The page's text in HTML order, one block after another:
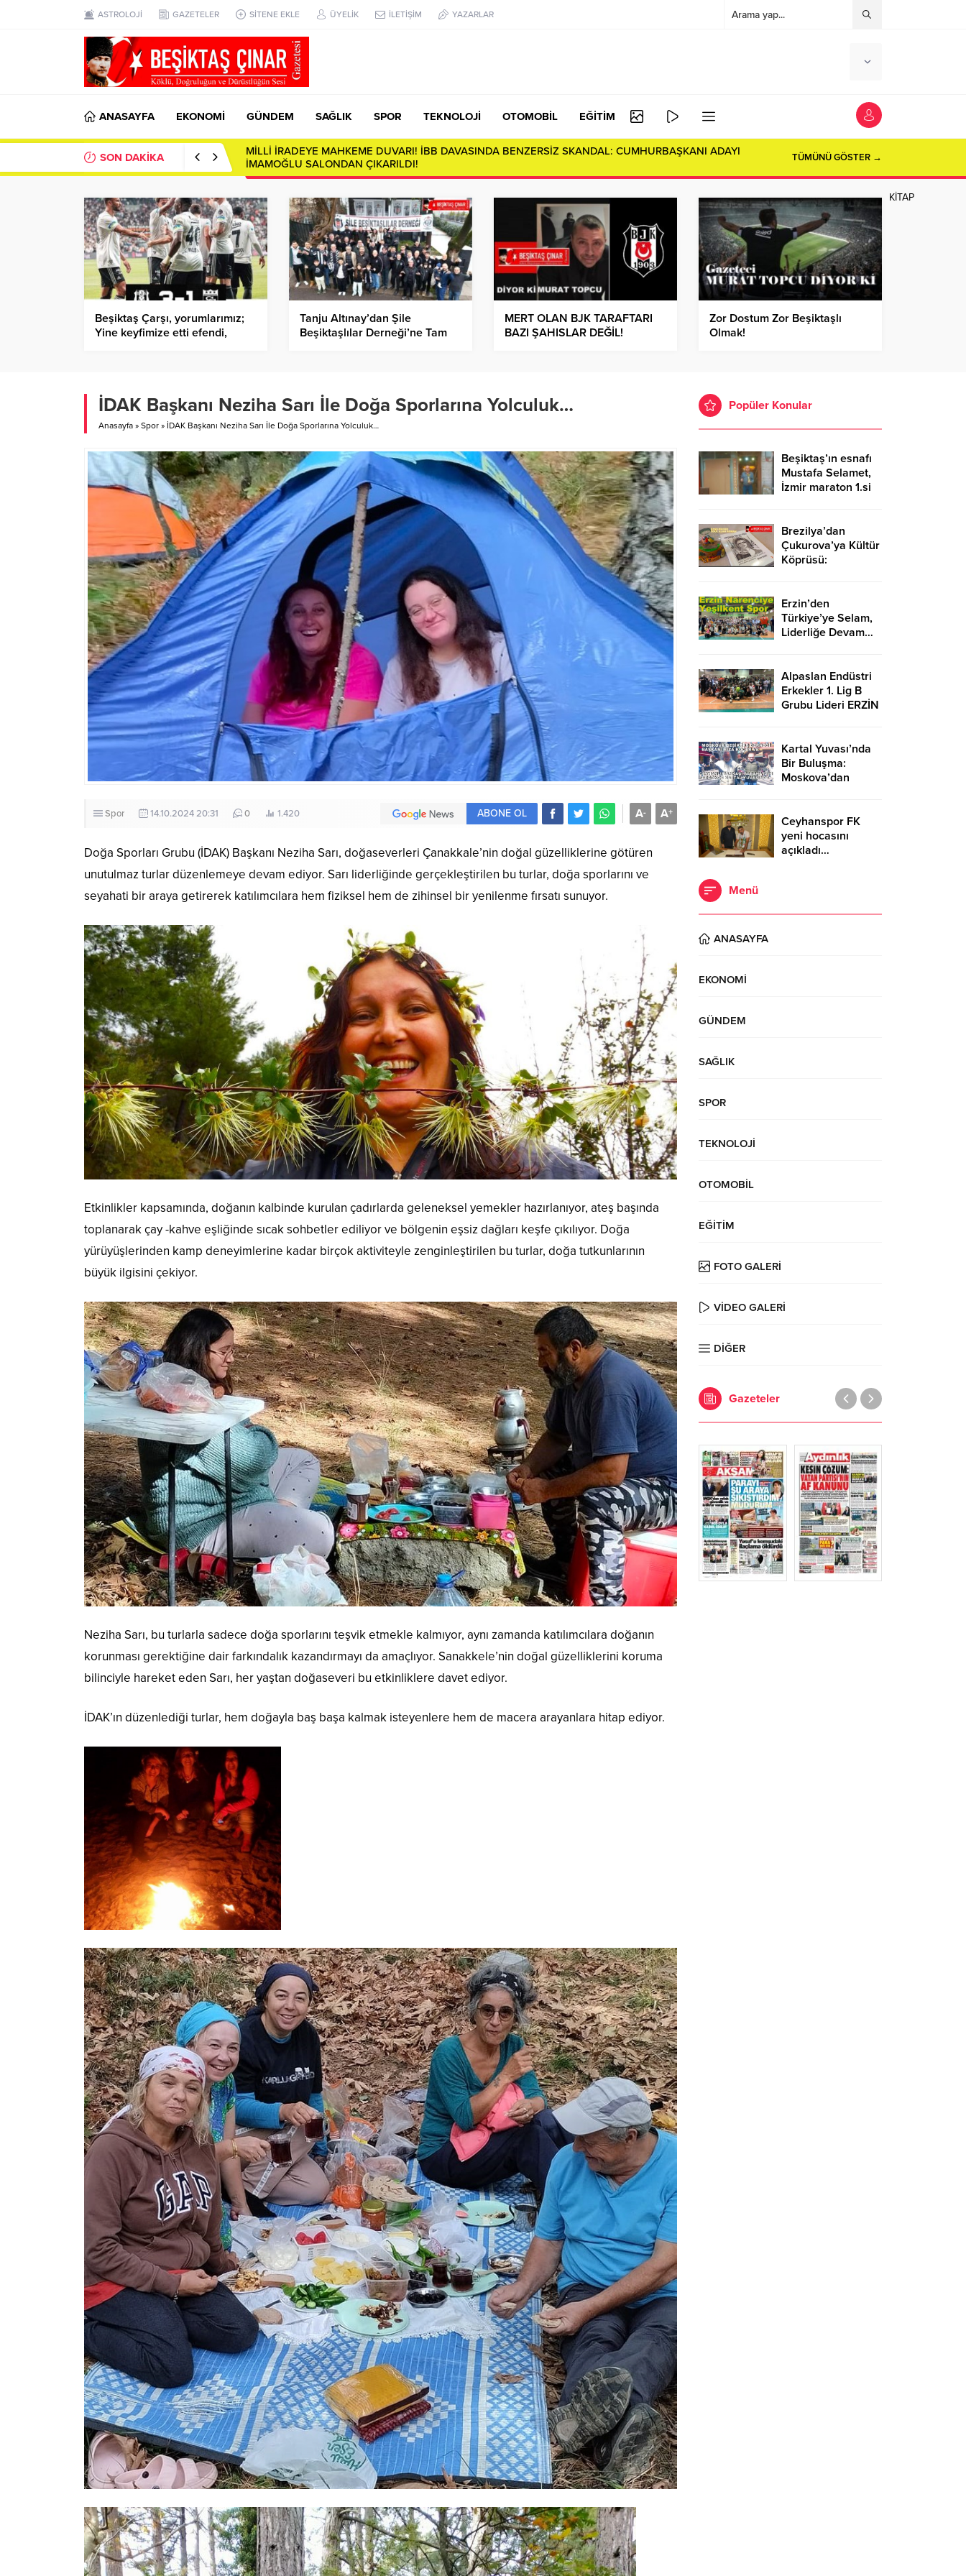
ASTROLOJİ GAZETELER SİTENE EKLE ÜYELİK İLETİŞİM YAZARLAR
ANASAYFA EKONOMİ GÜNDEM SAĞLIK SPOR TEKNOLOJİ OTOMOBİL EĞİTİM
SON DAKİKA Toplumsal Aynada Derin Çatlaklar: Sosyal Çürümenin Anatomisi… TÜMÜNÜ GÖSTER →
KİTAP
Beşiktaş Çarşı, yorumlarımız;
Yine keyfimize etti efendi,
Tanju Altınay’dan Şile
Beşiktaşlılar Derneği’ne Tam
MERT OLAN BJK TARAFTARI
BAZI ŞAHISLAR DEĞİL!
Zor Dostum Zor Beşiktaşlı
Olmak!
İDAK Başkanı Neziha Sarı İle Doğa Sporlarına Yolculuk…
Anasayfa » Spor » İDAK Başkanı Neziha Sarı İle Doğa Sporlarına Yolculuk…
Spor 14.10.2024 20:31 0 1.420 A+
A-
ABONE OL
Doğa Sporları Grubu (İDAK) Başkanı Neziha Sarı, doğaseverleri Çanakkale’nin doğal güzelliklerine götüren
unutulmaz turlar düzenlemeye devam ediyor. Sarı liderliğinde gerçekleştirilen bu turlar, doğa sporlarını ve
seyahati bir araya getirerek katılımcılara hem fiziksel hem de zihinsel bir yenilenme fırsatı sunuyor.
Etkinlikler kapsamında, doğanın kalbinde kurulan çadırlarda geleneksel yemekler hazırlanıyor, ateş başında
toplanarak çay -kahve eşliğinde sıcak sohbetler ediliyor ve bölgenin eşsiz dağları keşfe çıkılıyor. Doğa
yürüyüşlerinden kamp deneyimlerine kadar birçok aktiviteyle zenginleştirilen bu turlar, doğa tutkunlarının
büyük ilgisini çekiyor.
Neziha Sarı, bu turlarla sadece doğa sporlarını teşvik etmekle kalmıyor, aynı zamanda katılımcılara doğanın
korunması gerektiğine dair farkındalık kazandırmayı da amaçlıyor. Sanakkele’nin doğal güzelliklerini koruma
bilinciyle hareket eden Sarı, her yaştan doğaseveri bu etkinliklere davet ediyor.
İDAK’ın düzenlediği turlar, hem doğayla baş başa kalmak isteyenlere hem de macera arayanlara hitap ediyor.
Popüler Konular
Beşiktaş’ın esnafı
Mustafa Selamet,
İzmir maraton 1.si
Brezilya’dan
Çukurova’ya Kültür
Köprüsü:
Basılmadan Ödül
Alan Tek Kitap!
Erzin’den
Türkiye’ye Selam,
Liderliğe Devam…
Alpaslan Endüstri
Erkekler 1. Lig B
Grubu Lideri ERZİN
Kartal Yuvası’nda
Bir Buluşma:
Moskova’dan
Ceyhanspor FK
yeni hocasını
açıkladı…
Menü
ANASAYFA
EKONOMİ
GÜNDEM
SAĞLIK
SPOR
TEKNOLOJİ
OTOMOBİL
EĞİTİM
FOTO GALERİ
VİDEO GALERİ
DİĞER
Gazeteler